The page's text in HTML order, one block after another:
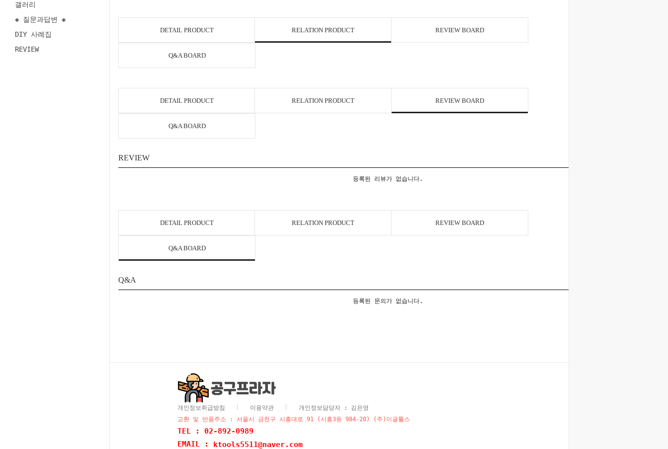
갤러리
◈ 질문과답변 ◈
DIY 사례집
REVIEW
DETAIL PRODUCT RELATION PRODUCT REVIEW BOARD
Q&A BOARD
DETAIL PRODUCT RELATION PRODUCT REVIEW BOARD
Q&A BOARD
REVIEW
등록된 리뷰가 없습니다.
DETAIL PRODUCT RELATION PRODUCT REVIEW BOARD
Q&A BOARD
Q&A
등록된 문의가 없습니다.
개인정보취급방침 이용약관
개인정보담당자 : 김은영
교환 및 반품주소 : 서울시 금천구 시흥대로 91 (시흥3동 984-20) (주)이글툴스
TEL : 02-892-0989
EMAIL : ktools5511@naver.com